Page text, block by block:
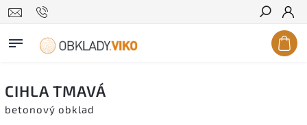
Hledat
CIHLA TMAVÁ
betonový obklad